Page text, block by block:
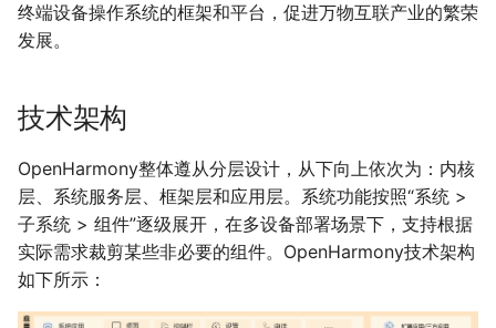
位号图
镜像烧录
终端设备操作系统的框架和平台，促进万物互联产业的繁荣
发展。
技术架构
OpenHarmony整体遵从分层设计，从下向上依次为：内核
层、系统服务层、框架层和应用层。系统功能按照“系统 >
子系统 > 组件”逐级展开，在多设备部署场景下，支持根据
实际需求裁剪某些非必要的组件。OpenHarmony技术架构
如下所示：